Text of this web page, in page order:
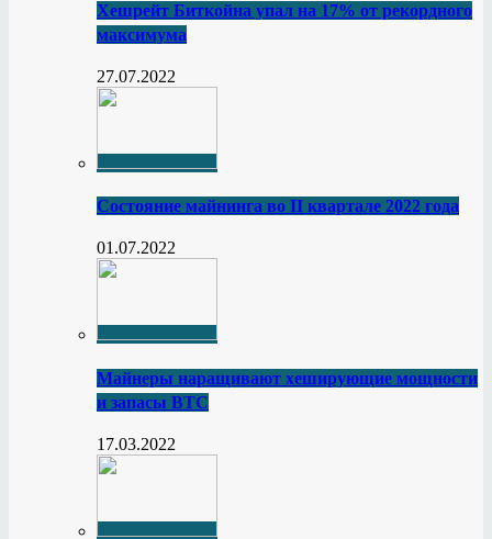
Хешрейт Биткойна упал на 17% от рекордного
максимума
27.07.2022
Состояние майнинга во II квартале 2022 года
01.07.2022
Майнеры наращивают хеширующие мощности
и запасы BTC
17.03.2022